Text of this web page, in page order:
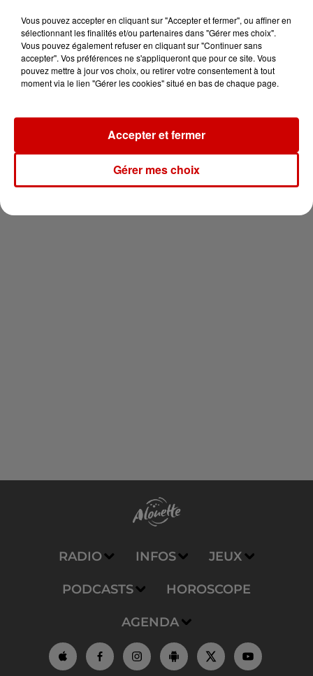
Destination Vacances - Gagnez
votre séjour en famille au cœur
de la...
Newsletter
RADIO INFOS JEUX
PODCASTS HOROSCOPE
AGENDA
Vous pouvez accepter en cliquant sur "Accepter et fermer", ou affiner en
sélectionnant les finalités et/ou partenaires dans "Gérer mes choix".
Vous pouvez également refuser en cliquant sur "Continuer sans
accepter". Vos préférences ne s'appliqueront que pour ce site. Vous
pouvez mettre à jour vos choix, ou retirer votre consentement à tout
moment via le lien "Gérer les cookies" situé en bas de chaque page.
Gérer mes choix
Accepter et fermer